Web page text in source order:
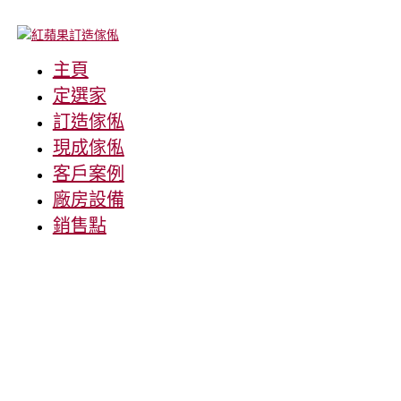
主頁
定選家
訂造傢俬
現成傢俬
客戶案例
廠房設備
銷售點